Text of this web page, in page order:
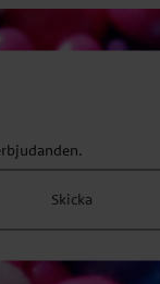
Skicka